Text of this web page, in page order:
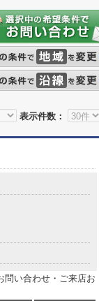
表示件数：
い合わせ・ご来店お